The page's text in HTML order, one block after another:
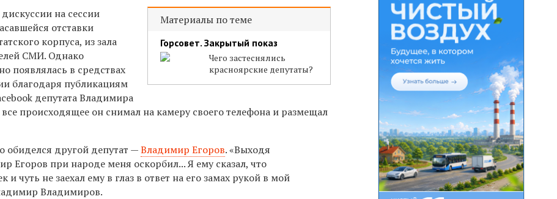
Материалы по теме
Горсовет. Закрытый показ
Чего застеснялись
красноярские депутаты?
на сессии
отставки
корпуса, из зала
СМИ. Однако
появлялась в средствах
благодаря публикациям
депутата Владимира
происходящее он снимал на камеру своего телефона и размещал
обиделся другой депутат —Владимир Егоров. «Выходя
Егоров при народе меня оскорбил... Я ему сказал, что
и чуть не заехал ему в глаз в ответ на его замах рукой в мой
Владимиров.